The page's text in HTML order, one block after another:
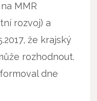
MMR
rozvoj) a
že krajský
rozhodnout.
dne